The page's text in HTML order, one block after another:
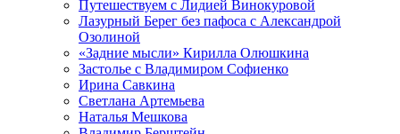
Путешествуем с Лидией Винокуровой
Лазурный Берег без пафоса с Александрой
Озолиной
«Задние мысли» Кирилла Олюшкина
Застолье с Владимиром Софиенко
Ирина Савкина
Светлана Артемьева
Наталья Мешкова